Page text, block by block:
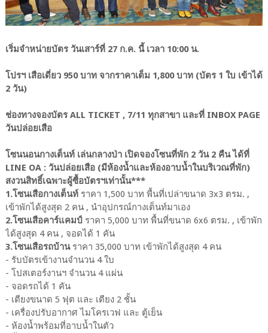
เริ่มจำหน่ายบัตร วันเสาร์ที่ 27 ก.ค. นี้ เวลา 10:00 น.
โปรฯ เสือเดี่ยว 950 บาท จากราคาเต็ม 1,800 บาท (บัตร 1 ใบ เข้าได้
2 วัน)
ช่องทางจองบัตร ALL TICKET , 7/11 ทุกสาขา และที่ INBOX PAGE
วันปล่อยเสือ
โซนนอนกางเต็นท์ เล่นกลางป่า เปิดจองโซนที่พัก 2 วัน 2 คืน ได้ที่
LINE OA : วันปล่อยเสือ (มีห้องน้ำและห้องอาบน้ำในบริเวณที่พัก)
สงวนสิทธิ์เฉพาะผู้ซื้อบัตรฯเท่านั้น***
1.โซนเสือกางเต็นท์ราคา 1,500 บาท พื้นที่เปล่าขนาด 3x3 ตรม. ,
เข้าพักได้สูงสุด 2 คน , นำอุปกรณ์กางเต็นท์มาเอง
2.โซนเสือคาร์แคมป์ ราคา 5,000 บาท พื้นที่ขนาด 6x6 ตรม. , เข้าพัก
ได้สูงสุด 4 คน , จอดได้ 1 คัน
3.โซนเสือรถบ้านราคา 35,000 บาท เข้าพักได้สูงสุด 4 คน
- รับบัตรเข้างานจำนวน 4 ใบ
- โปสเตอร์งานฯ จำนวน 4 แผ่น
- จอดรถได้ 1 คัน
- เตียงขนาด 5 ฟุต และ เตียง 2 ชั้น
- เครื่องปรับอากาศ ไมโครเวฟ และ ตู้เย็น
- ห้องน้ำพร้อมที่อาบน้ำในตัว